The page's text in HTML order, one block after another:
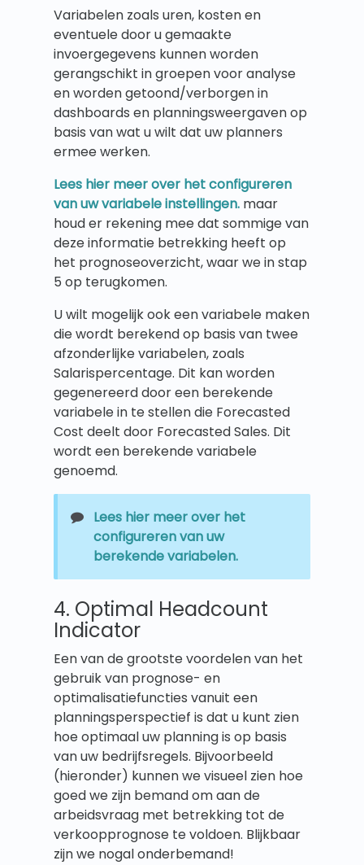
Variabelen zoals uren, kosten en
eventuele door u gemaakte
invoergegevens kunnen worden
gerangschikt in groepen voor analyse
en worden getoond/verborgen in
dashboards en planningsweergaven op
basis van wat u wilt dat uw planners
ermee werken.
Lees hier meer over het configureren
van uw variabele instellingen. maar
houd er rekening mee dat sommige van
deze informatie betrekking heeft op
het prognoseoverzicht, waar we in stap
5 op terugkomen.
U wilt mogelijk ook een variabele maken
die wordt berekend op basis van twee
afzonderlijke variabelen, zoals
Salarispercentage. Dit kan worden
gegenereerd door een berekende
variabele in te stellen die Forecasted
Cost deelt door Forecasted Sales. Dit
wordt een berekende variabele
genoemd.
Lees hier meer over het
configureren van uw
berekende variabelen.
4. Optimal Headcount
Indicator
Een van de grootste voordelen van het
gebruik van prognose- en
optimalisatiefuncties vanuit een
planningsperspectief is dat u kunt zien
hoe optimaal uw planning is op basis
van uw bedrijfsregels. Bijvoorbeeld
(hieronder) kunnen we visueel zien hoe
goed we zijn bemand om aan de
arbeidsvraag met betrekking tot de
verkoopprognose te voldoen. Blijkbaar
zijn we nogal onderbemand!